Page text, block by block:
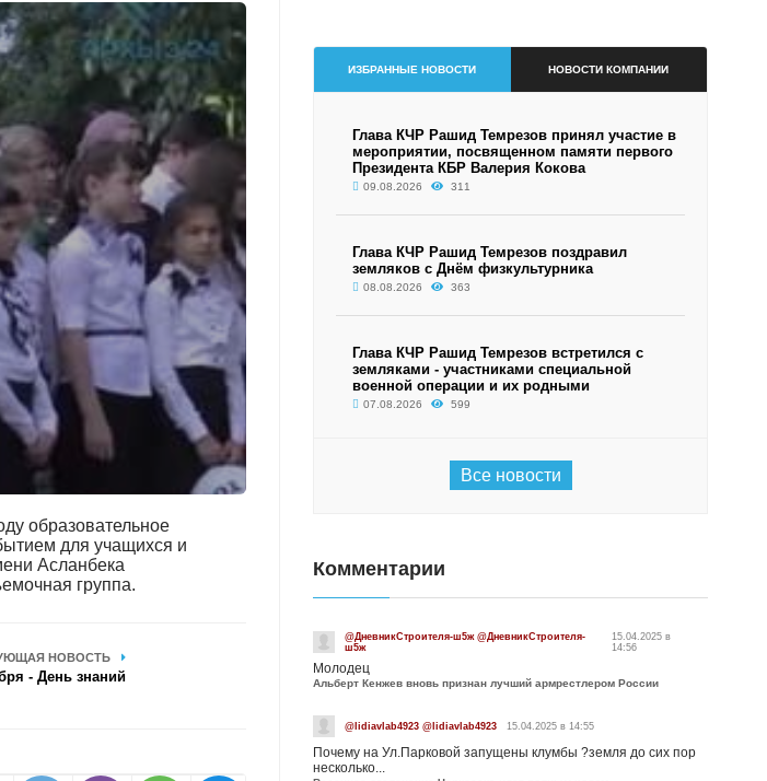
образовательное
для учащихся и
Асланбека
группа.
НОВОСТЬ
- День знаний
ИЗБРАННЫЕ НОВОСТИ НОВОСТИ КОМПАНИИ
Глава КЧР Рашид Темрезов принял участие в
мероприятии, посвященном памяти первого
Президента КБР Валерия Кокова
09.08.2026 311
Глава КЧР Рашид Темрезов поздравил
земляков с Днём физкультурника
08.08.2026 363
Глава КЧР Рашид Темрезов встретился с
земляками - участниками специальной
военной операции и их родными
07.08.2026 599
Все новости
Комментарии
@ДневникСтроителя-ш5ж @ДневникСтроителя-
ш5ж
15.04.2025 в
14:56
Молодец
Альберт Кенжев вновь признан лучший армрестлером России
@lidiavlab4923 @lidiavlab4923 15.04.2025 в 14:55
Почему на Ул.Парковой запущены клумбы ?земля до сих пор
несколько...